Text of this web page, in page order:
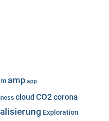
amp app
cloud CO2 corona
Exploration